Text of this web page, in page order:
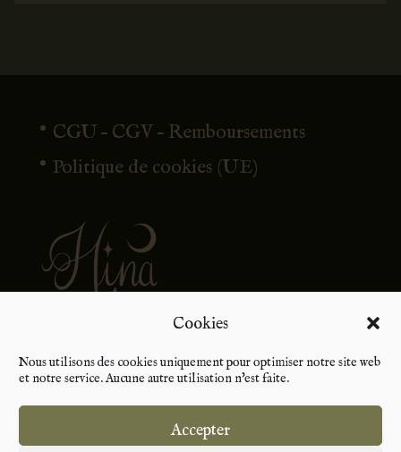
Cookies
Nous utilisons des cookies uniquement pour optimiser notre site web
et notre service. Aucune autre utilisation n'est faite.
Accepter
CGU – CGV – Remboursements
Politique de cookies (UE)